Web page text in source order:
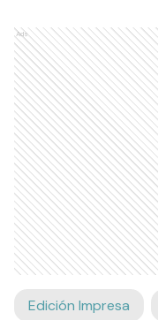
Ads
Edición Impresa